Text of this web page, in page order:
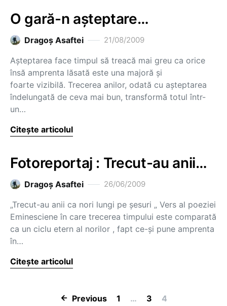
O gară-n aşteptare…
Dragoş Asaftei 21/08/2009
Aşteptarea face timpul să treacă mai greu ca orice
însă amprenta lăsată este una majoră şi
foarte vizibilă. Trecerea anilor, odată cu aşteptarea
îndelungată de ceva mai bun, transformă totul într-
un…
Citește articolul
Fotoreportaj : Trecut-au anii…
Dragoş Asaftei 26/06/2009
„Trecut-au anii ca nori lungi pe şesuri „ Vers al poeziei
Eminesciene în care trecerea timpului este comparată
ca un ciclu etern al norilor , fapt ce-şi pune amprenta
în…
Citește articolul
Paginație
Previous 1 … 3 4